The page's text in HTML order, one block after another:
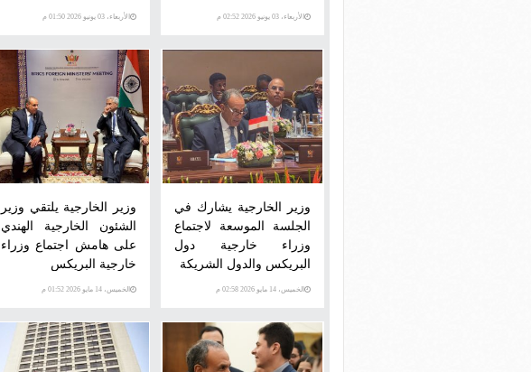
الأربعاء، 03 يونيو 2026 02:52 م الأربعاء، 03 يونيو 2026 01:50 م
وزير الخارجية يشارك في
الجلسة الموسعة لاجتماع
وزراء خارجية دول
البريكس والدول الشريكة
الخميس، 14 مايو 2026 02:58 م
وزير الخارجية يلتقي وزير
الشئون الخارجية الهندي
على هامش اجتماع وزراء
خارجية البريكس
الخميس، 14 مايو 2026 01:52 م